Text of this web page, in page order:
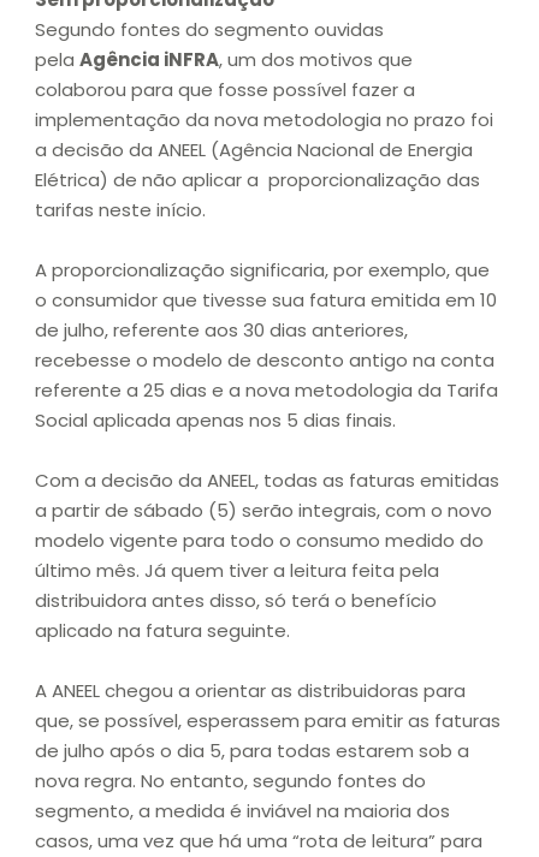
Segundo fontes do segmento ouvidas
pela Agência iNFRA, um dos motivos que
colaborou para que fosse possível fazer a
implementação da nova metodologia no prazo foi
a decisão da ANEEL (Agência Nacional de Energia
Elétrica) de não aplicar a proporcionalização das
tarifas neste início.
A proporcionalização significaria, por exemplo, que
o consumidor que tivesse sua fatura emitida em 10
de julho, referente aos 30 dias anteriores,
recebesse o modelo de desconto antigo na conta
referente a 25 dias e a nova metodologia da Tarifa
Social aplicada apenas nos 5 dias finais.
Com a decisão da ANEEL, todas as faturas emitidas
a partir de sábado (5) serão integrais, com o novo
modelo vigente para todo o consumo medido do
último mês. Já quem tiver a leitura feita pela
distribuidora antes disso, só terá o benefício
aplicado na fatura seguinte.
A ANEEL chegou a orientar as distribuidoras para
que, se possível, esperassem para emitir as faturas
de julho após o dia 5, para todas estarem sob a
nova regra. No entanto, segundo fontes do
segmento, a medida é inviável na maioria dos
casos, uma vez que há uma “rota de leitura” para